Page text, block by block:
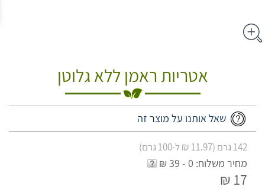
אטריות ראמן ללא גלוטן
שאל אותנו על מוצר זה
142 גרם (11.97 ₪ ל-100 גרם)
מחיר משלוח: 0 - 39 ₪
17 ₪